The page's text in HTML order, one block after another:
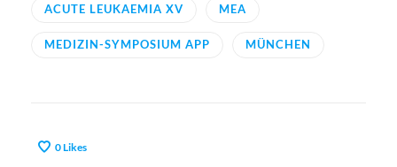
ACUTE LEUKAEMIA XV MEA
MEDIZIN-SYMPOSIUM APP MÜNCHEN
0Likes